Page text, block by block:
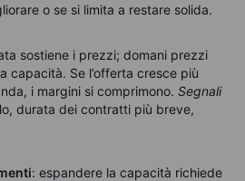
o se si limita a restare solida.
sostiene i prezzi; domani prezzi
capacità. Se l’offerta cresce più
i margini si comprimono. Segnali
durata dei contratti più breve,
: espandere la capacità richiede